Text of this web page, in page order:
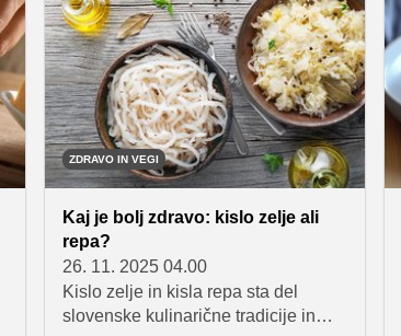
pogosto privede do pomanjkanja
energije in hranil ter težko
vzdržnega prehranskega vzorca.
Namesto tega je ključno
uravnoteženo uživanje različnih vrst
hranil v pravih razmerjih.
ZDRAVO IN VEGI
Kaj je bolj zdravo: kislo zelje ali
repa?
26. 11. 2025 04.00
Kislo zelje in kisla repa sta del
slovenske kulinarične tradicije in